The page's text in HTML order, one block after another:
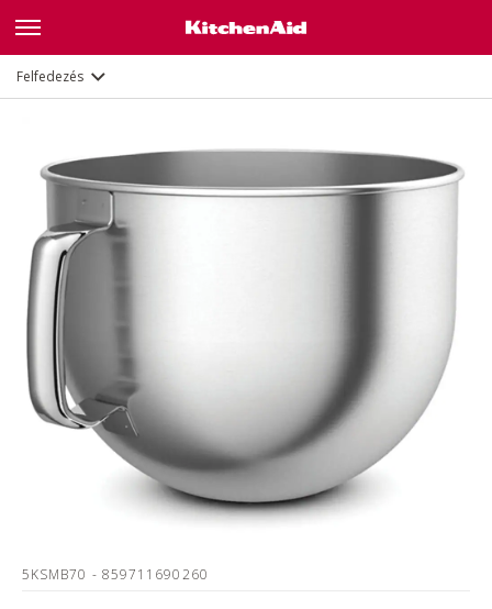
Felfedezés Leírás
5KSMB70 - 859711690260